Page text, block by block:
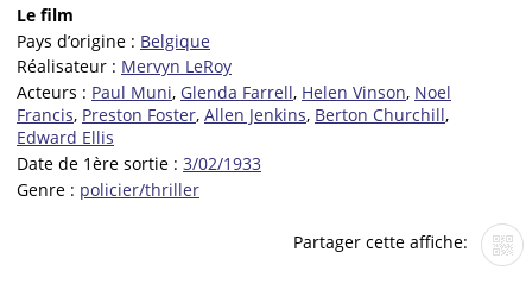
Le film
Pays d’origine : Belgique
Réalisateur : Mervyn LeRoy
Acteurs : Paul Muni, Glenda Farrell, Helen Vinson, Noel
Francis, Preston Foster, Allen Jenkins, Berton Churchill,
Edward Ellis
Date de 1ère sortie : 3/02/1933
Genre : policier/thriller
Partager cette affiche: